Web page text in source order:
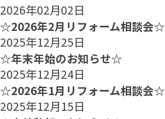
2026年02月02日
☆2026年2月リフォーム相談会☆
2025年12月25日
☆年末年始のお知らせ☆
2025年12月24日
☆2026年1月リフォーム相談会☆
2025年12月15日